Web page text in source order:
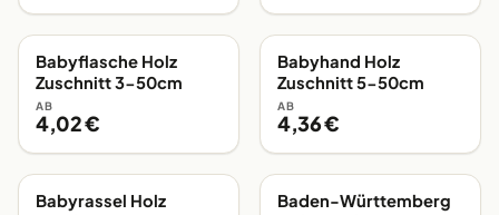
EIGENE FERTIGUNG
Babyflasche Holz
Zuschnitt 3-50cm
AB
4,02 €
EIGENE FERTIGUNG
Babyhand Holz
Zuschnitt 5-50cm
AB
4,36 €
EIGENE FERTIGUNG
Babyrassel Holz
EIGENE FERTIGUNG
Baden-Württemberg